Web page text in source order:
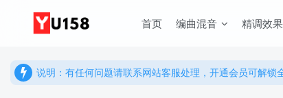
首页 编曲混音 精调效
说明：有任何问题请联系网站客服处理，开通会员可解锁
说明：有任何问题请联系网站客服处理，开通会员可解锁